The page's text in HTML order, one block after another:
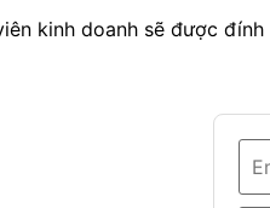
kinh doanh sẽ được